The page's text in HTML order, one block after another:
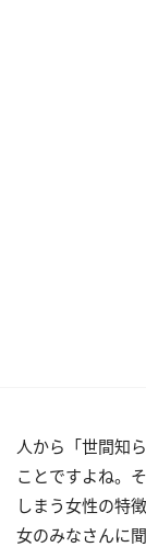
人から「世間知
ことですよね。
しまう女性の特
女のみなさんに